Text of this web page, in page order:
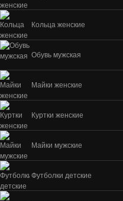
Кольца женские
Обувь мужская
Майки женские
Куртки женские
Майки мужские
Футболки детские